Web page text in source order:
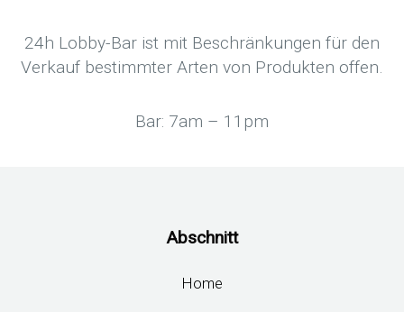
24h Lobby-Bar ist mit Beschränkungen für den
Verkauf bestimmter Arten von Produkten offen.
Bar: 7am – 11pm
Abschnitt
Home